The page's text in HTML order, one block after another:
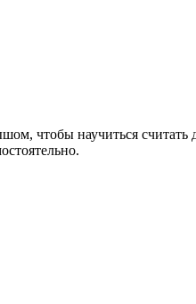
чтобы научиться